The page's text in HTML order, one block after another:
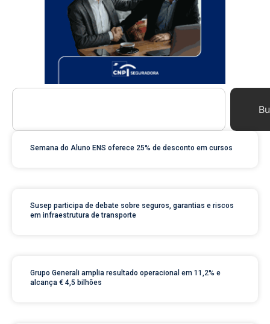
Semana do Aluno ENS oferece 25% de desconto em cursos
Susep participa de debate sobre seguros, garantias e riscos
em infraestrutura de transporte
Grupo Generali amplia resultado operacional em 11,2% e
alcança € 4,5 bilhões